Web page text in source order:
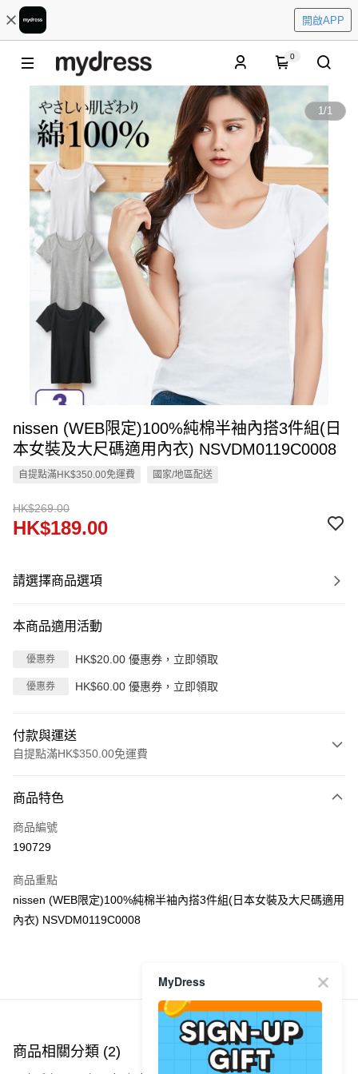
開啟APP
0
1/1
nissen (WEB限定)100%純棉半袖內搭3件組(日
本女裝及大尺碼適用內衣) NSVDM0119C0008
自提點滿HK$350.00免運費 國家/地區配送
HK$269.00
HK$189.00
請選擇商品選項
本商品適用活動
優惠券 HK$20.00 優惠券，立即領取
優惠券 HK$60.00 優惠券，立即領取
付款與運送
自提點滿HK$350.00免運費
信用卡
Apple Pay
PayMe
WeChat Pay
每筆HK$40.00，滿HK$350.00或以上免運費
付款後順豐站及營業點
每筆HK$40.00，滿HK$350.00或以上免運費
商品特色
商品編號
190729
商品重點
nissen (WEB限定)100%純棉半袖內搭3件組(日本女裝及大尺碼適用
內衣) NSVDM0119C0008
商品推薦
商品相關分類 (2)
MyDress